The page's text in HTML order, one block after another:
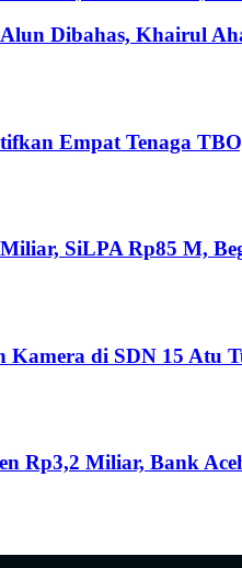
Dibahas, Khairul
Empat Tenaga
SiLPA Rp85 M,
Kamera di SDN 15 Atu
Rp3,2 Miliar, Bank